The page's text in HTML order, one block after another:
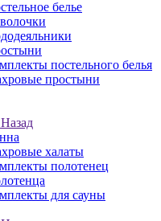
белье
постельного белья
простыни
Назад
халаты
полотенец
для сауны